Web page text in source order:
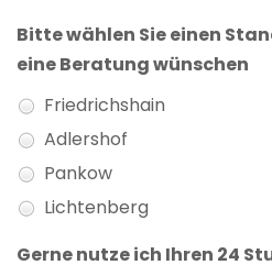
Bitte wählen Sie einen
eine Beratung wünschen
Friedrichshain
Adlershof
Pankow
Lichtenberg
Gerne nutze ich Ihren 24